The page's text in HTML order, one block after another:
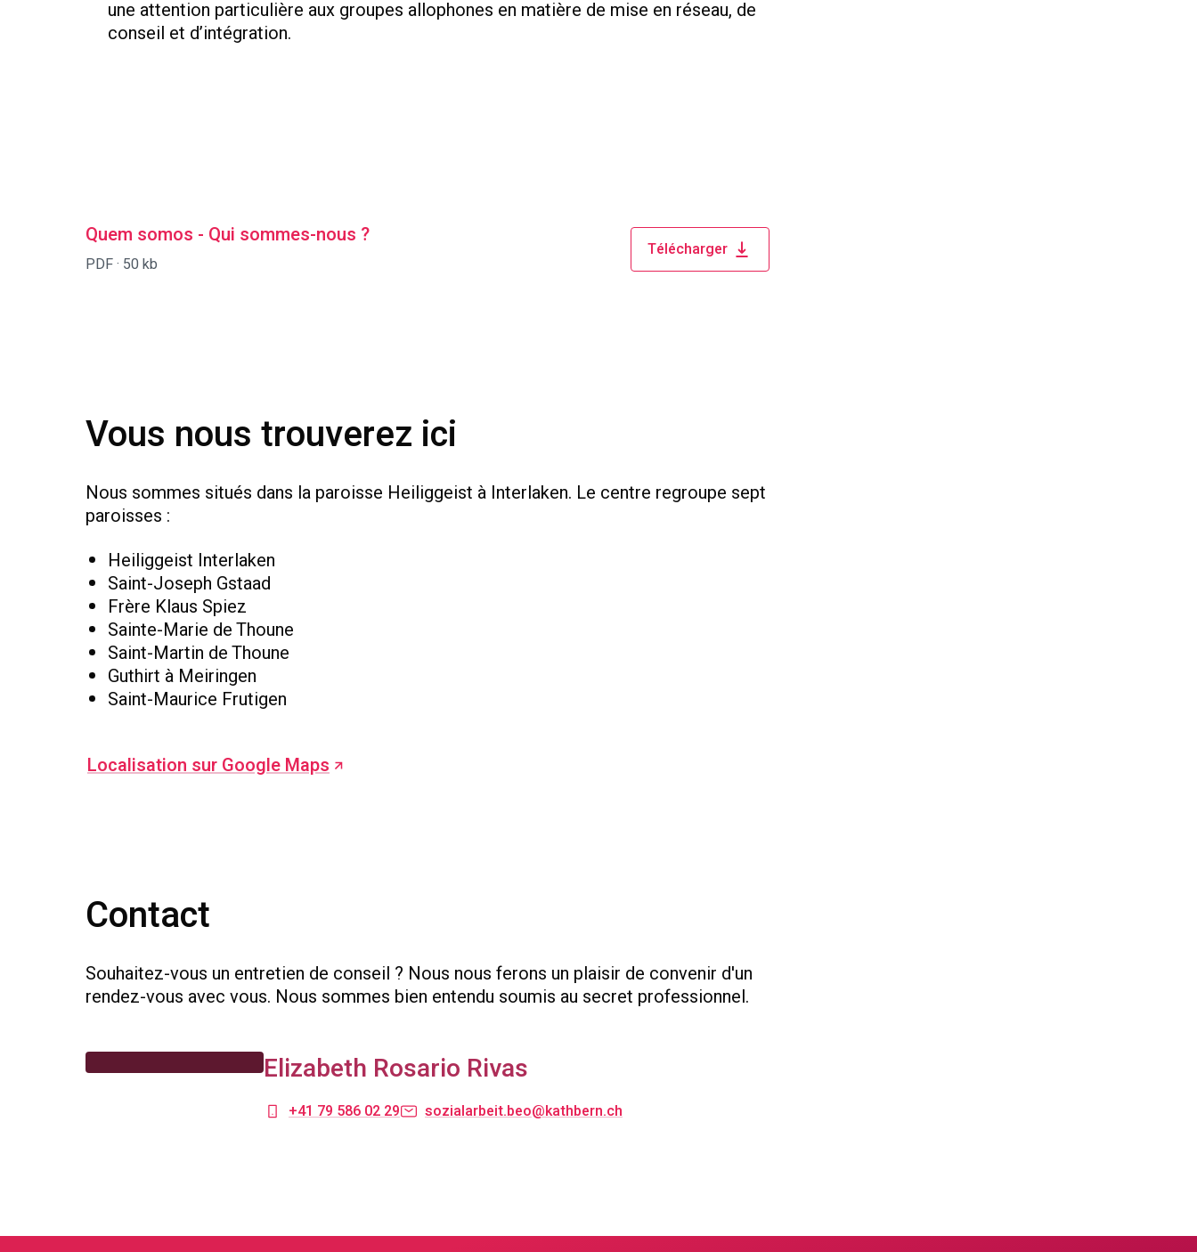
une attention particulière aux groupes allophones en matière de mise en réseau, de
conseil et d’intégration.
Quem somos - Qui sommes-nous ?
PDF · 50 kb
Télécharger
Vous nous trouverez ici
Nous sommes situés dans la paroisse Heiliggeist à Interlaken. Le centre regroupe sept
paroisses :
Heiliggeist Interlaken
Saint-Joseph Gstaad
Frère Klaus Spiez
Sainte-Marie de Thoune
Saint-Martin de Thoune
Guthirt à Meiringen
Saint-Maurice Frutigen
Localisation sur Google Maps
Contact
Souhaitez-vous un entretien de conseil ? Nous nous ferons un plaisir de convenir d'un
rendez-vous avec vous. Nous sommes bien entendu soumis au secret professionnel.
Elizabeth Rosario Rivas
+41 79 586 02 29 sozialarbeit.beo@kathbern.ch